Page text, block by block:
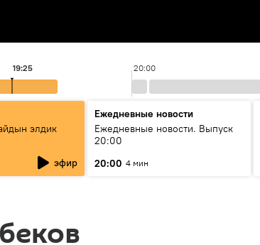
20:00
19:25
элдик
эфир
Ежедневные новости
Ежедневные новости. Выпуск
20:00
20:00 4 мин